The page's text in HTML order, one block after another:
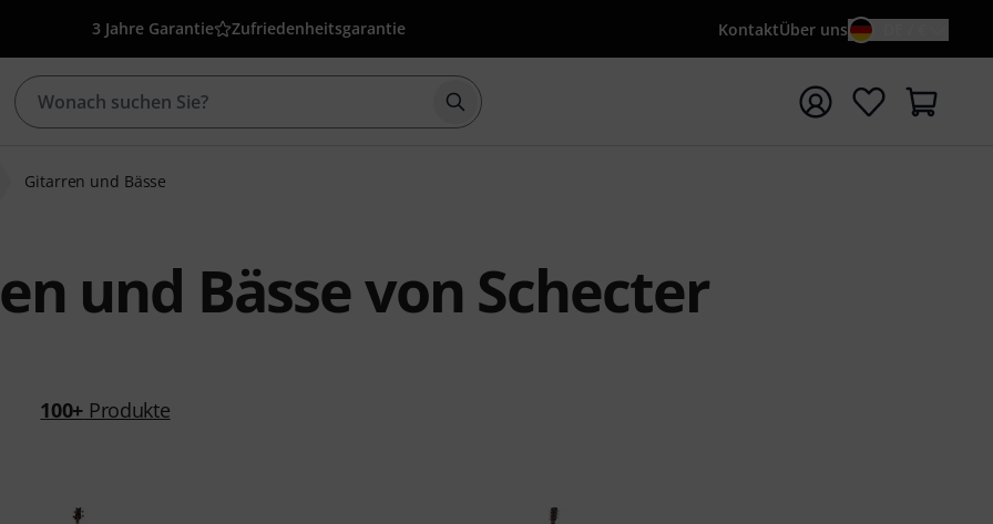
3 Jahre Garantie Zufriedenheitsgarantie KontaktÜber uns
Suche mit Suchwort {searchTerm} starten
Gitarren und Bässe
und Bässe von Schecter
100+ Produkte